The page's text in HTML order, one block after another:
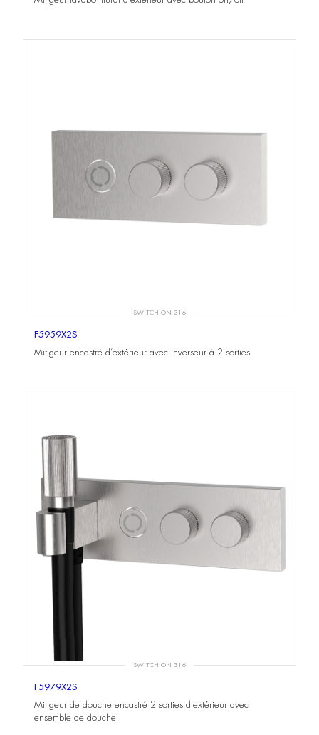
SWITCH ON 316
F5959X2S
Mitigeur encastré d’extérieur avec inverseur à 2 sorties
SWITCH ON 316
F5979X2S
Mitigeur de douche encastré 2 sorties d’extérieur avec
ensemble de douche